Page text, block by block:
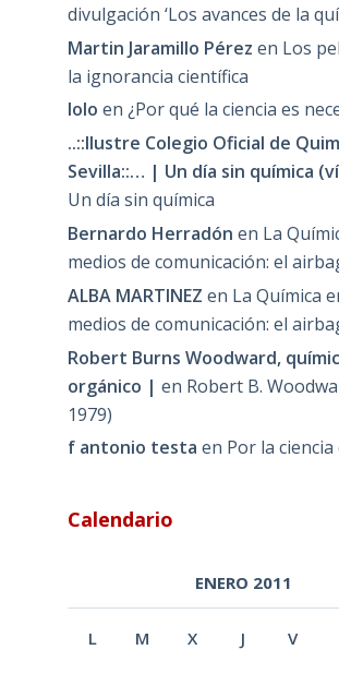
divulgación ‘Los avances de la
Martin Jaramillo Pérez en Los
la ignorancia científica
lolo en ¿Por qué la ciencia es
..::Ilustre Colegio Oficial de
Sevilla::… | Un día sin química
Un día sin química
Bernardo Herradón en La
medios de comunicación: el
ALBA MARTINEZ en La Química
medios de comunicación: el
Robert Burns Woodward,
orgánico | en Robert B.
1979)
f antonio testa en Por la
Calendario
ENERO 2011
L M X J V